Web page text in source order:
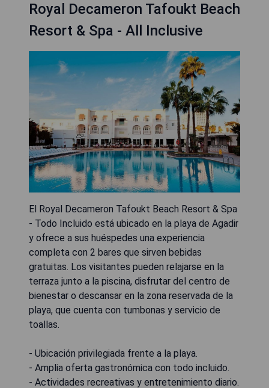
Royal Decameron Tafoukt Beach
Resort & Spa - All Inclusive
El Royal Decameron Tafoukt Beach Resort & Spa
- Todo Incluido está ubicado en la playa de Agadir
y ofrece a sus huéspedes una experiencia
completa con 2 bares que sirven bebidas
gratuitas. Los visitantes pueden relajarse en la
terraza junto a la piscina, disfrutar del centro de
bienestar o descansar en la zona reservada de la
playa, que cuenta con tumbonas y servicio de
toallas.
- Ubicación privilegiada frente a la playa.
- Amplia oferta gastronómica con todo incluido.
- Actividades recreativas y entretenimiento diario.